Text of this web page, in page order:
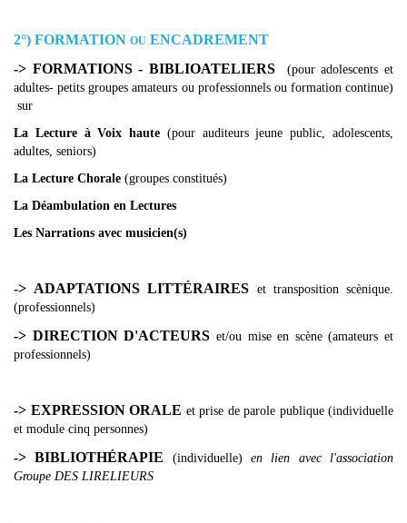
2°) FORMATION OU ENCADREMENT
-> FORMATIONS - BIBLIOATELIERS
(pour adolescents et
adultes- petits groupes amateurs ou professionnels ou formation continue)
sur
La Lecture à Voix haute (pour auditeurs jeune public, adolescents,
adultes, seniors)
La Lecture Chorale (groupes constitués)
La Déambulation en Lectures
Les Narrations avec musicien(s)
-> ADAPTATIONS LITTÉRAIRES et transposition scènique.
(professionnels)
-> DIRECTION D'ACTEURS et/ou mise en scène (amateurs et
professionnels)
-> EXPRESSION ORALE et prise de parole publique (individuelle
et module cinq personnes)
->BIBLIOTHÉRAPIE (individuelle)en lien avec l'association
Groupe DES LIRELIEURS